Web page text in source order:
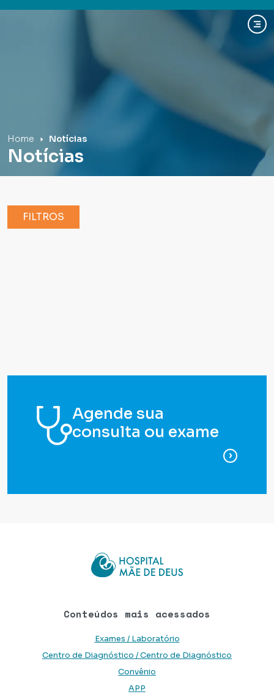
Home Notícias
Notícias
FILTROS
Agende sua
consulta ou exame
para
Conteúdos mais acessados
Exames / Laboratório
Centro de Diagnóstico / Centro de Diagnóstico
Convênio
APP